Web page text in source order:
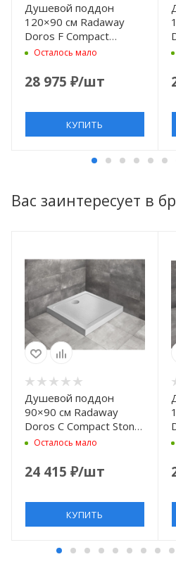
Душевой поддон
120×90 см Radaway
Doros F Compact
SDRFP1290-05
Осталось мало
28 975 ₽/шт
КУПИТЬ
Вас заинтересует в
Душевой поддон
90×90 см Radaway
Doros C Compact Stone
White SDRC9090-05-
Осталось мало
24 415 ₽/шт
КУПИТЬ